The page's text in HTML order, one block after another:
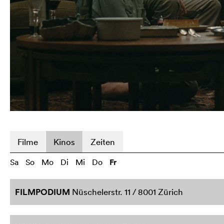
Filme Kinos Zeiten
Sa So Mo Di Mi Do Fr
FILMPODIUM Nüschelerstr. 11 / 8001 Zürich